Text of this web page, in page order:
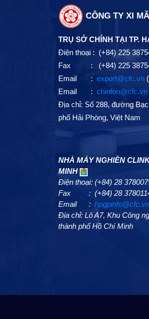
CÔNG TY XI
TRỤ SỞ CHÍNH TẠI TP.
Điện thoại : (+84) 225
Fax : (+84) 225
Email : export@cfc.vn
Email : chinfon@cfc.vn
Địa chỉ: Số 288, đường
phố Hải Phòng, Việt Nam
NHÀ MÁY NGHIỀN
MINH
Điện thoại: (+84) 28
Fax : (+84) 28
Email : hpgpinfo@cfc.vn
Địa chỉ: Lô A7, Khu Công
thành phố Hồ Chí Minh